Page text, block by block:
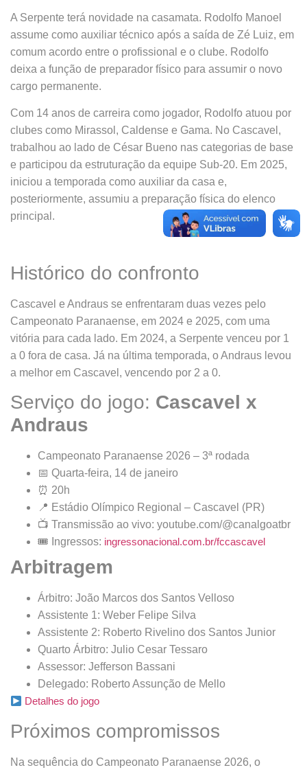
A Serpente terá novidade na casamata. Rodolfo Manoel
assume como auxiliar técnico após a saída de Zé Luiz, em
comum acordo entre o profissional e o clube. Rodolfo
deixa a função de preparador físico para assumir o novo
cargo permanente.
Com 14 anos de carreira como jogador, Rodolfo atuou por
clubes como Mirassol, Caldense e Gama. No Cascavel,
trabalhou ao lado de César Bueno nas categorias de base
e participou da estruturação da equipe Sub-20. Em 2025,
iniciou a temporada como auxiliar da casa e,
posteriormente, assumiu a preparação física do elenco
principal.
Histórico do confronto
Cascavel e Andraus se enfrentaram duas vezes pelo
Campeonato Paranaense, em 2024 e 2025, com uma
vitória para cada lado. Em 2024, a Serpente venceu por 1
a 0 fora de casa. Já na última temporada, o Andraus levou
a melhor em Cascavel, vencendo por 2 a 0.
Serviço do jogo: Cascavel x
Andraus
Campeonato Paranaense 2026 – 3ª rodada
📅 Quarta-feira, 14 de janeiro
⏰ 20h
📍 Estádio Olímpico Regional – Cascavel (PR)
📺 Transmissão ao vivo: youtube.com/@canalgoatbr
🎟️ Ingressos: ingressonacional.com.br/fccascavel
Arbitragem
Árbitro: João Marcos dos Santos Velloso
Assistente 1: Weber Felipe Silva
Assistente 2: Roberto Rivelino dos Santos Junior
Quarto Árbitro: Julio Cesar Tessaro
Assessor: Jefferson Bassani
Delegado: Roberto Assunção de Mello
Detalhes do jogo
Próximos compromissos
Na sequência do Campeonato Paranaense 2026, o